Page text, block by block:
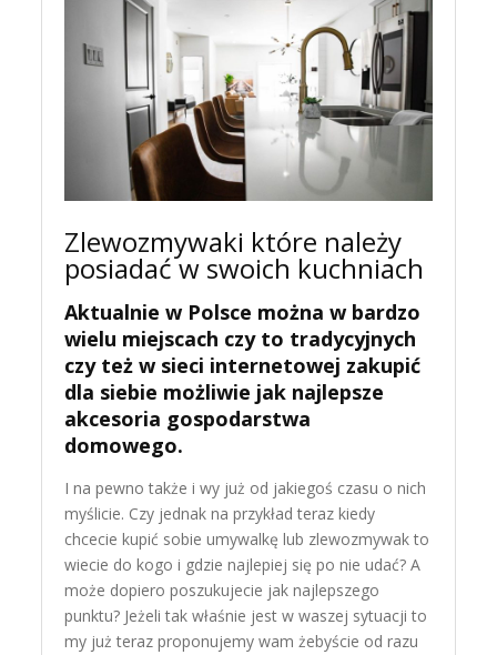
Zlewozmywaki które należy
posiadać w swoich kuchniach
Aktualnie w Polsce można w bardzo
wielu miejscach czy to tradycyjnych
czy też w sieci internetowej zakupić
dla siebie możliwie jak najlepsze
akcesoria gospodarstwa
domowego.
I na pewno także i wy już od jakiegoś czasu o nich
myślicie. Czy jednak na przykład teraz kiedy
chcecie kupić sobie umywalkę lub zlewozmywak to
wiecie do kogo i gdzie najlepiej się po nie udać? A
może dopiero poszukujecie jak najlepszego
punktu? Jeżeli tak właśnie jest w waszej sytuacji to
my już teraz proponujemy wam żebyście od razu